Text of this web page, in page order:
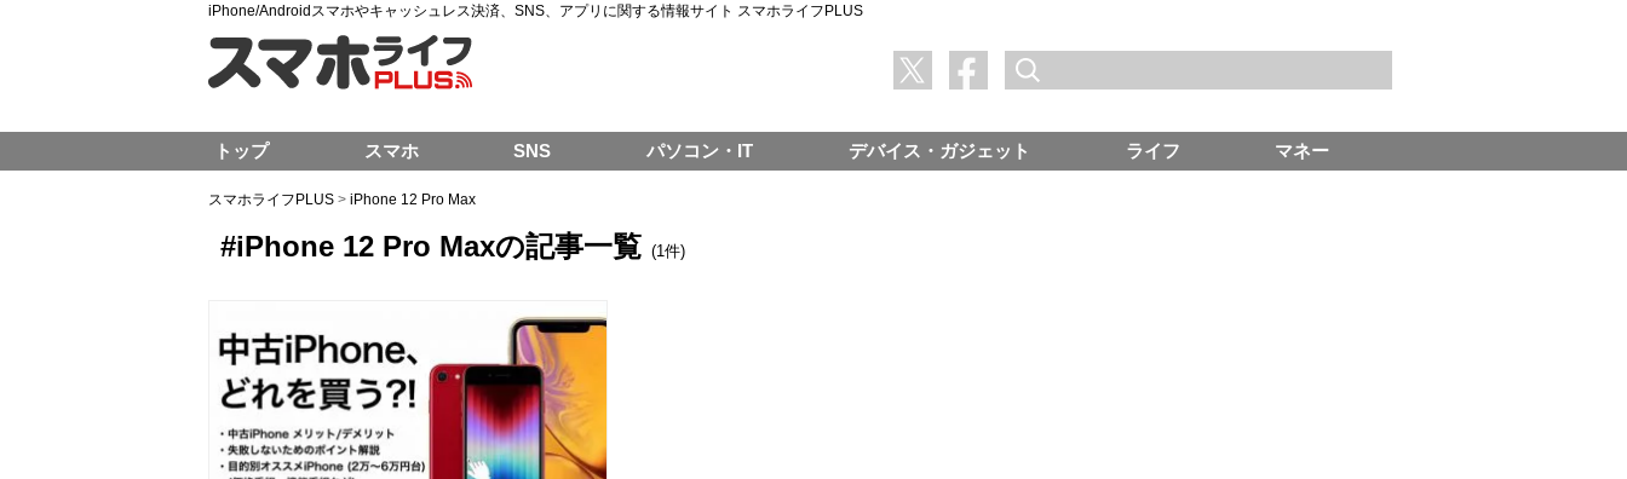
iPhone/Androidスマホやキャッシュレス決済、SNS、アプリに関する情報サイト スマホライフPLUS
スマホライフPLUS > iPhone 12 Pro Max
#iPhone 12 Pro Maxの記事一覧 (1件)
トップ スマホ SNS パソコン・IT デバイス・ガジェット ライフ マネー